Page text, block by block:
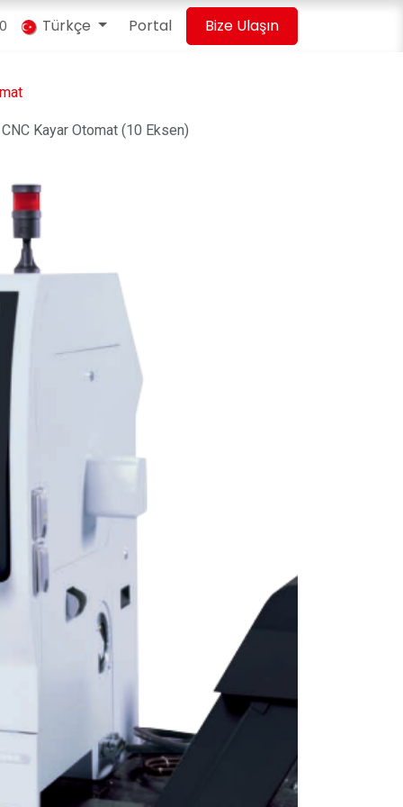
Türkçe Portal Bize Ulaşın
Kayar Otomat (10 Eksen)